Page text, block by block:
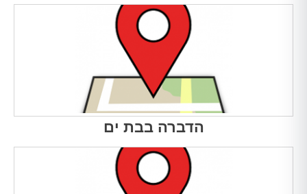
הדברה בבת ים